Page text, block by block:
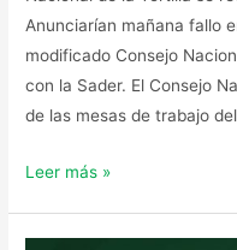
Anunciarían mañana fallo
modificado Consejo
con la Sader. El Consejo
de las mesas de trabajo
Leer más »